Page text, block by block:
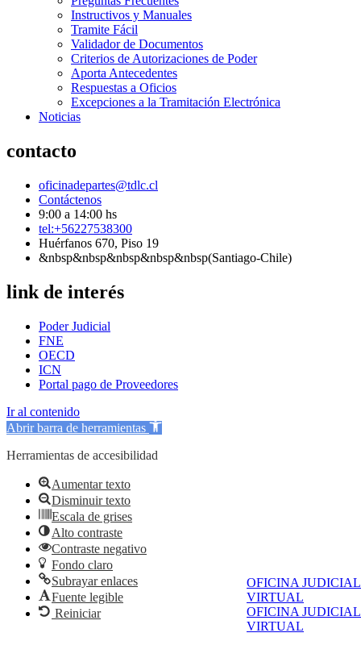
OFICINA JUDICIAL
VIRTUAL
OFICINA JUDICIAL
VIRTUAL
Instructivos y Manuales
Tramite Fácil
Validador de Documentos
Criterios de Autorizaciones de Poder
Aporta Antecedentes
Respuestas a Oficios
Excepciones a la Tramitación Electrónica
Noticias
contacto
oficinadepartes@tdlc.cl
Contáctenos
9:00 a 14:00 hs
tel:+56227538300
Huérfanos 670, Piso 19
&nbsp&nbsp&nbsp&nbsp&nbsp(Santiago-Chile)
link de interés
Poder Judicial
FNE
OECD
ICN
Portal pago de Proveedores
Ir al contenido
Abrir barra de herramientas
Herramientas de accesibilidad
Aumentar texto
Disminuir texto
Escala de grises
Alto contraste
Contraste negativo
Fondo claro
Subrayar enlaces
Fuente legible
Reiniciar